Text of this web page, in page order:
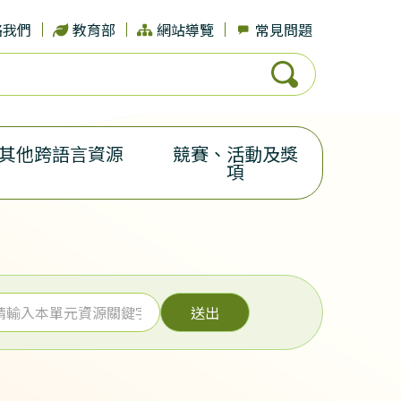
們 教育部 網站導覽 常見問題
他跨語言資源 競賽、活動及獎
項
送出